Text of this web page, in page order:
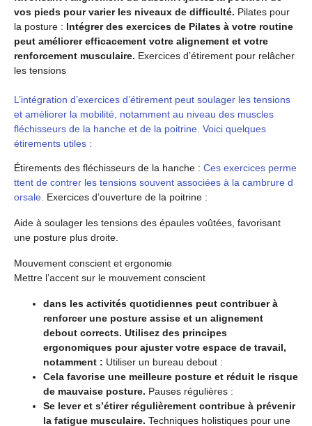
vos pieds pour varier les niveaux de difficulté. Pilates pour
la posture : Intégrer des exercices de Pilates à votre routine
peut améliorer efficacement votre alignement et votre
renforcement musculaire. Exercices d’étirement pour relâcher
les tensions
L’intégration d’exercices d’étirement peut soulager les tensions
et améliorer la mobilité, notamment au niveau des muscles
fléchisseurs de la hanche et de la poitrine. Voici quelques
étirements utiles :
Étirements des fléchisseurs de la hanche : Ces exercices perme
ttent de contrer les tensions souvent associées à la cambrure d
orsale. Exercices d’ouverture de la poitrine :
Aide à soulager les tensions des épaules voûtées, favorisant
une posture plus droite.
Mouvement conscient et ergonomie
Mettre l’accent sur le mouvement conscient
dans les activités quotidiennes peut contribuer à
renforcer une posture assise et un alignement
debout corrects. Utilisez des principes
ergonomiques pour ajuster votre espace de travail,
notamment : Utiliser un bureau debout :
Cela favorise une meilleure posture et réduit le risque
de mauvaise posture. Pauses régulières :
Se lever et s’étirer régulièrement contribue à prévenir
la fatigue musculaire. Techniques holistiques pour une